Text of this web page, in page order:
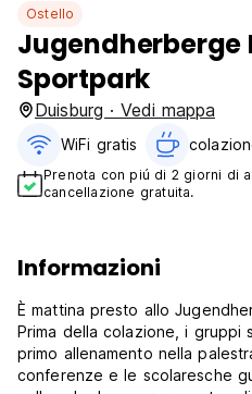
Ostello
Jugendherberge
Sportpark
Duisburg · Vedi mappa
WiFi gratis
Prenota con piú di 2 giorni di
cancellazione gratuita.
Informazioni
È mattina presto allo
Prima della colazione, i gruppi
primo allenamento nella
conferenze e le scolaresche